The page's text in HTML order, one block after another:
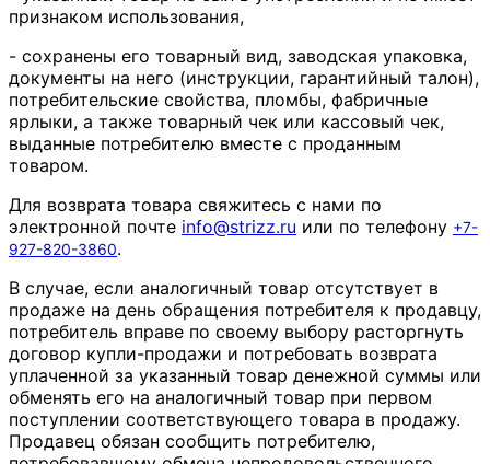
признаком использования,
- сохранены его товарный вид, заводская упаковка,
документы на него (инструкции, гарантийный талон),
потребительские свойства, пломбы, фабричные
ярлыки, а также товарный чек или кассовый чек,
выданные потребителю вместе с проданным
товаром.
Для возврата товара свяжитесь с нами по
электронной почте info@strizz.ru или по телефону +7-
927-820-3860.
В случае, если аналогичный товар отсутствует в
продаже на день обращения потребителя к продавцу,
потребитель вправе по своему выбору расторгнуть
договор купли-продажи и потребовать возврата
уплаченной за указанный товар денежной суммы или
обменять его на аналогичный товар при первом
поступлении соответствующего товара в продажу.
Продавец обязан сообщить потребителю,